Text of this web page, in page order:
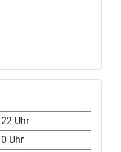
Uhr
Uhr